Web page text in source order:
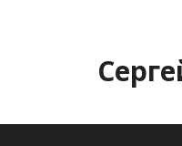
содержимому